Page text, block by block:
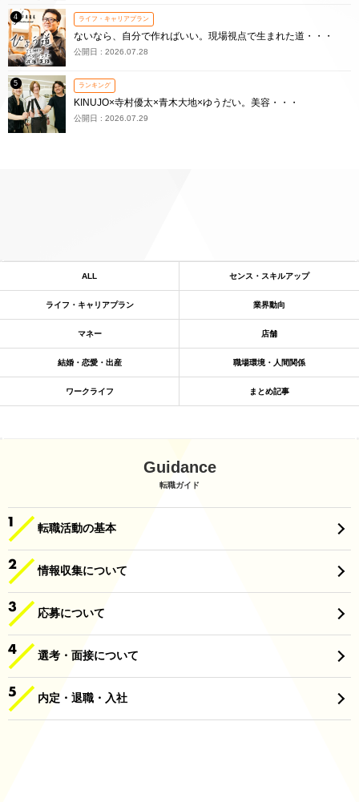
4 ライフ・キャリアプラン
ないなら、自分で作ればいい。現場視点で生まれた道・・・
公開日 : 2026.07.28
5 ランキング
KINUJO×寺村優太×青木大地×ゆうだい。美容・・・
公開日 : 2026.07.29
ALL センス・スキルアップ
ライフ・キャリアプラン 業界動向
マネー 店舗
結婚・恋愛・出産 職場環境・人間関係
ワークライフ まとめ記事
Guidance
転職ガイド
転職活動の基本
情報収集について
応募について
選考・面接について
内定・退職・入社